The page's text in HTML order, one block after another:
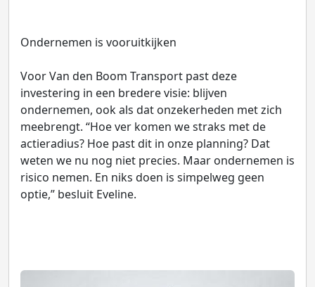
Ondernemen is vooruitkijken
Voor Van den Boom Transport past deze
investering in een bredere visie: blijven
ondernemen, ook als dat onzekerheden met zich
meebrengt. “Hoe ver komen we straks met de
actieradius? Hoe past dit in onze planning? Dat
weten we nu nog niet precies. Maar ondernemen is
risico nemen. En niks doen is simpelweg geen
optie,” besluit Eveline.